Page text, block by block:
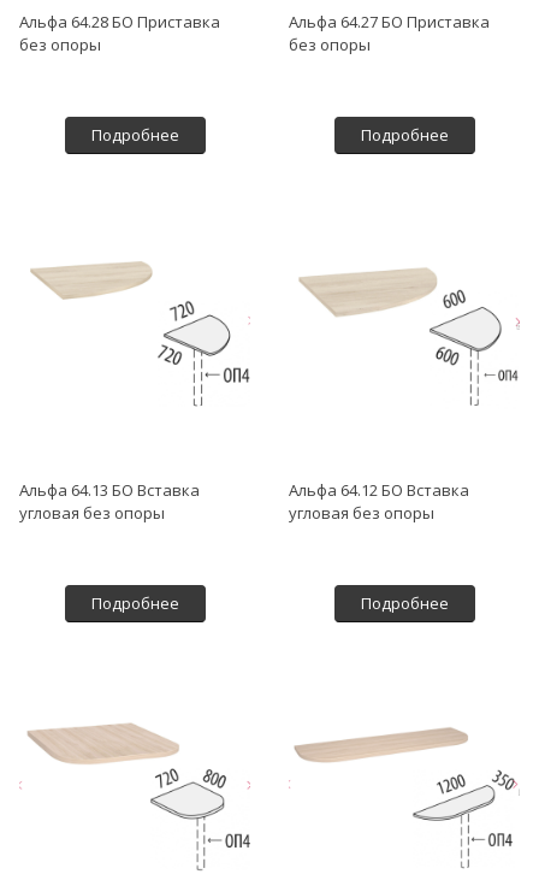
Альфа 64.28 БО Приставка
без опоры
Подробнее
Альфа 64.27 БО Приставка
без опоры
Подробнее
Альфа 64.13 БО Вставка
угловая без опоры
Подробнее
Альфа 64.12 БО Вставка
угловая без опоры
Подробнее